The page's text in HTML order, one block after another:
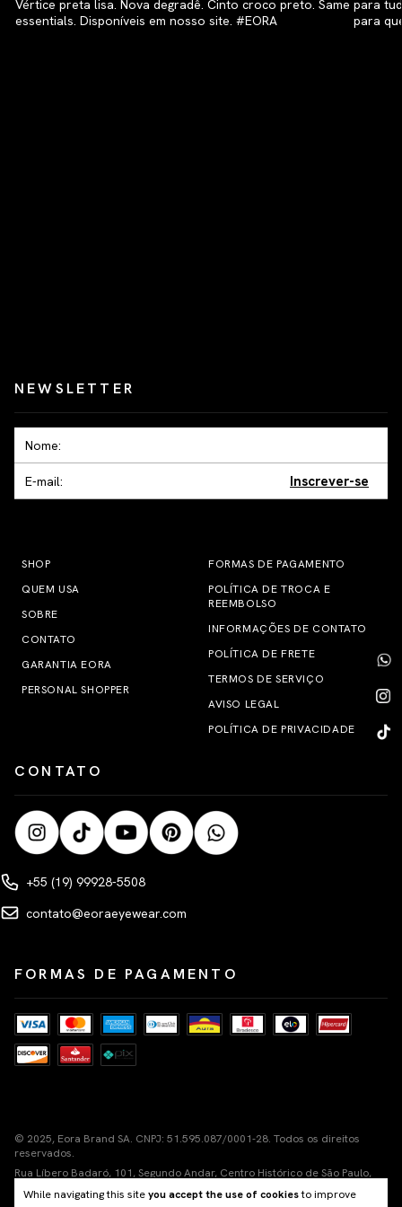
While navigating this siteyou accept the use of cookiesto improve
NEWSLETTER
Inscrever-se
SHOP
QUEM USA
SOBRE
CONTATO
GARANTIA EORA
PERSONAL SHOPPER
FORMAS DE PAGAMENTO
POLÍTICA DE TROCA E
REEMBOLSO
INFORMAÇÕES DE CONTATO
POLÍTICA DE FRETE
TERMOS DE SERVIÇO
AVISO LEGAL
POLÍTICA DE PRIVACIDADE
CONTATO
+55 (19) 99928-5508
contato@eoraeyewear.com
FORMAS DE PAGAMENTO
© 2025, Eora Brand SA. CNPJ: 51.595.087/0001-28. Todos os direitos
reservados.
Rua Líbero Badaró, 101, Segundo Andar, Centro Histórico de São Paulo,
Tecnologia de e-commerce Nuvemshop Next